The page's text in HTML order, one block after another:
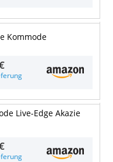
Kommode
Live-Edge Akazie